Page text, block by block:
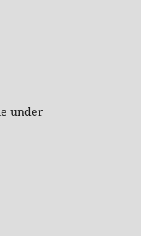
under